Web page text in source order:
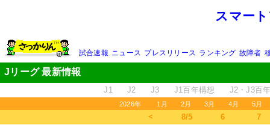
スマー
試合速報 ニュース プレスリリース ランキング 故障者
Jリーグ 最新情報
J1 J2 J3 J1百年構想 J2・J3百
2026年 1月 2月 3月 4月 5月
＜ 8/5 6 7